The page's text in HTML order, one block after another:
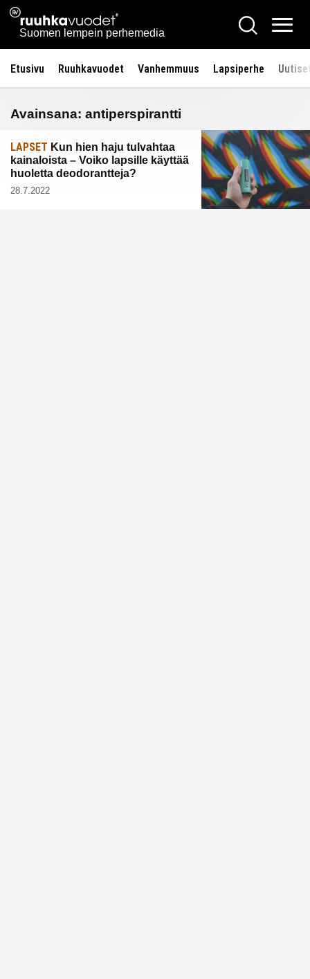
Siirry
sisältöön
Ruuhkavuodet.fi
Suomen lempein perhemedia
Hae
Etusivu Ruuhkavuodet Vanhemmuus Lapsiperhe
Avainsana: antiperspirantti
LAPSET Kun hien haju tulvahtaa
kainaloista – Voiko lapsille käyttää
huoletta deodorantteja?
28.7.2022